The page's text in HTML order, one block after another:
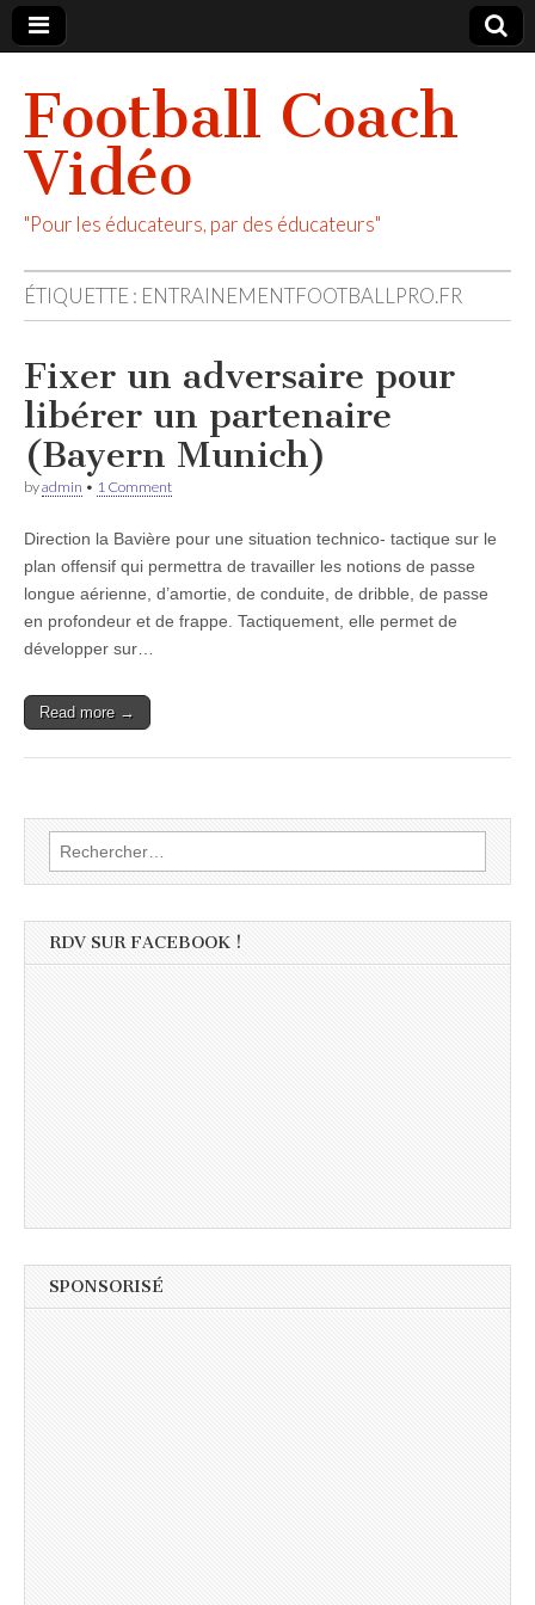
Football Coach
Vidéo
"Pour les éducateurs, par des éducateurs"
ÉTIQUETTE : ENTRAINEMENTFOOTBALLPRO.FR
Fixer un adversaire pour
libérer un partenaire
(Bayern Munich)
byadmin • 1 Comment
Direction la Bavière pour une situation technico- tactique sur le
plan offensif qui permettra de travailler les notions de passe
longue aérienne, d’amortie, de conduite, de dribble, de passe
en profondeur et de frappe. Tactiquement, elle permet de
développer sur…
Read more →
Rechercher :
RDV SUR FACEBOOK !
SPONSORISÉ